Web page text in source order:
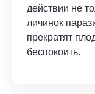
действии не
личинок
прекратят
беспокоить.